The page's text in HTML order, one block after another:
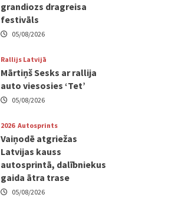
grandiozs dragreisa
festivāls
05/08/2026
Rallijs Latvijā
Mārtiņš Sesks ar rallija
auto viesosies ‘Tet’
05/08/2026
2026 Autosprints
Vaiņodē atgriežas
Latvijas kauss
autosprintā, dalībniekus
gaida ātra trase
05/08/2026